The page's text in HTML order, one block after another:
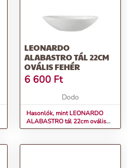
LEONARDO
ALABASTRO TÁL 22CM
OVÁLIS FEHÉR
6 600 Ft
Dodo
Hasonlók, mint LEONARDO
ALABASTRO tál 22cm ovális
fehér